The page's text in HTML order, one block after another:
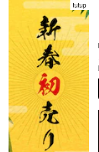
tutup